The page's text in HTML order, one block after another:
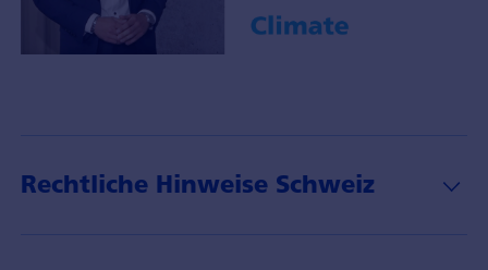
Insights
Rechtliche Hinweise Schweiz